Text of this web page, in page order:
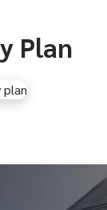
Plan